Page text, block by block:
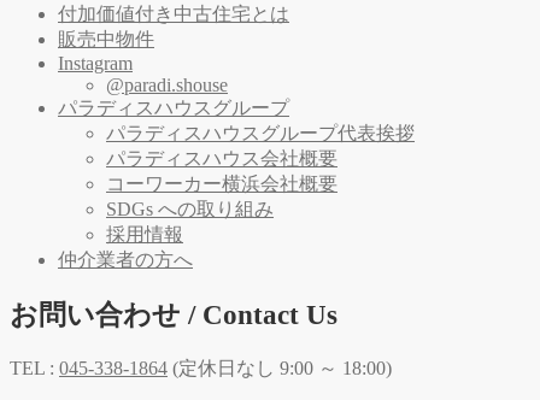
付加価値付き中古住宅とは
販売中物件
Instagram
@paradi.shouse
パラディスハウスグループ
パラディスハウスグループ代表挨拶
パラディスハウス会社概要
コーワーカー横浜会社概要
SDGs への取り組み
採用情報
仲介業者の方へ
お問い合わせ / Contact Us
TEL : 045-338-1864 (定休日なし 9:00 ～ 18:00)